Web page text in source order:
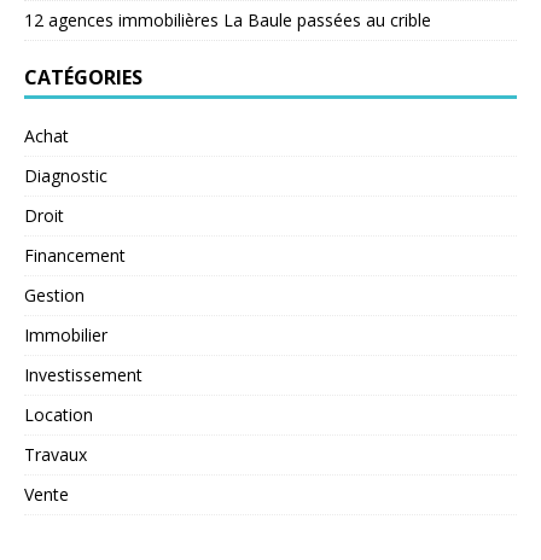
12 agences immobilières La Baule passées au crible
CATÉGORIES
Achat
Diagnostic
Droit
Financement
Gestion
Immobilier
Investissement
Location
Travaux
Vente